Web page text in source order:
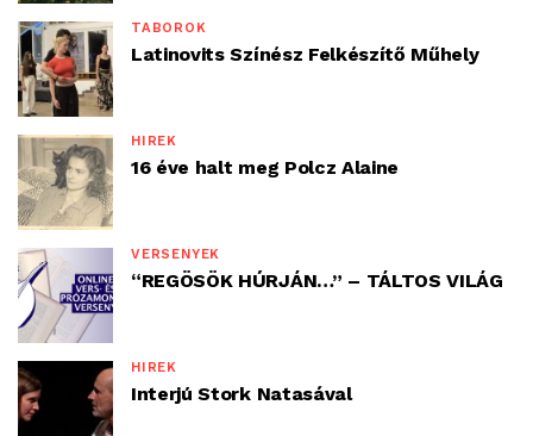
TÁBOROK
Latinovits Színész Felkészítő Műhely
HÍREK
16 éve halt meg Polcz Alaine
VERSENYEK
“REGÖSÖK HÚRJÁN…” – TÁLTOS VILÁG
HÍREK
Interjú Stork Natasával